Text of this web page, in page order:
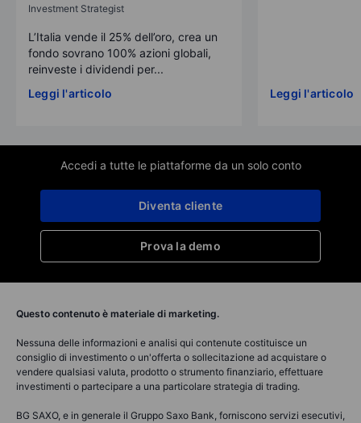
Investment Strategist
L’Italia vende il 25% dell’oro, crea un
fondo sovrano 100% azioni globali,
reinveste i dividendi per...
Leggi l'articolo
Leggi l'articolo
Accedi a tutte le piattaforme da un solo conto
Prova la demo
Diventa cliente
Questo contenuto è materiale di marketing.
Nessuna delle informazioni e analisi qui contenute costituisce un
consiglio di investimento o un'offerta o sollecitazione ad acquistare o
vendere qualsiasi valuta, prodotto o strumento finanziario, effettuare
investimenti o partecipare a una particolare strategia di trading.
BG SAXO, e in generale il Gruppo Saxo Bank, forniscono servizi esecutivi,